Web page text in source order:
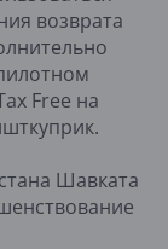
возврата
Free на
Шавката